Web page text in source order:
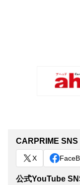
CARPRIME SNS
X
公式YouTube